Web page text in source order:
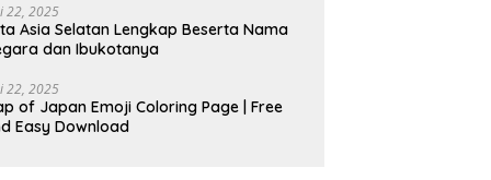
22, 2025
Asia Selatan Lengkap Beserta Nama
dan Ibukotanya
22, 2025
of Japan Emoji Coloring Page | Free
Easy Download